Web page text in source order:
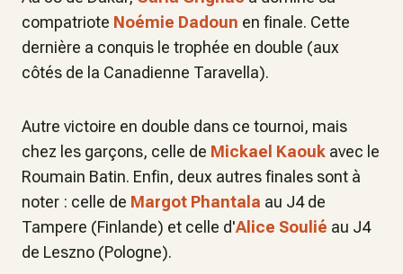
compatriote Noémie Dadoun en finale. Cette
dernière a conquis le trophée en double (aux
côtés de la Canadienne Taravella).
Autre victoire en double dans ce tournoi, mais
chez les garçons, celle de Mickael Kaouk avec le
Roumain Batin. Enfin, deux autres finales sont à
noter : celle de Margot Phantala au J4 de
Tampere (Finlande) et celle d'Alice Soulié au J4
de Leszno (Pologne).